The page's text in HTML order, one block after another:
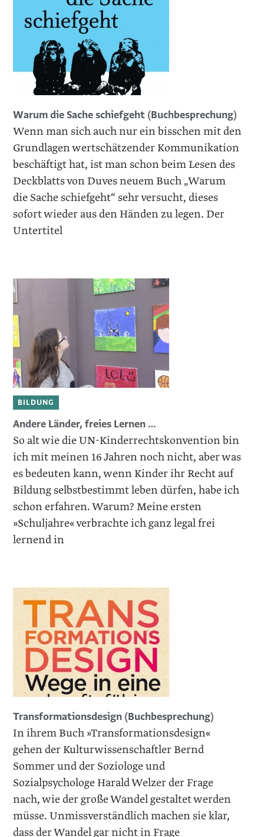
Warum die Sache schiefgeht (Buchbesprechung)
Wenn man sich auch nur ein bisschen mit den
Grundlagen wertschätzender Kommunikation
beschäftigt hat, ist man schon beim Lesen des
Deckblatts von Duves neuem Buch „Warum
die Sache schiefgeht“ sehr versucht, dieses
sofort wieder aus den Händen zu legen. Der
Untertitel
BILDUNG
Andere Länder, freies Lernen …
So alt wie die UN-Kinderrechtskonvention bin
ich mit meinen 16 Jahren noch nicht, aber was
es bedeuten kann, wenn Kinder ihr Recht auf
Bildung selbstbestimmt ­leben dürfen, habe ich
schon erfahren. Warum? Meine ersten
»Schuljahre« verbrachte ich ganz legal frei
lernend in
Transformationsdesign (Buchbesprechung)
In ihrem Buch »Transformationsdesign«
gehen der Kulturwissenschaftler Bernd
Sommer und der Soziologe und
Sozialpsychologe Harald Welzer der Frage
nach, wie der große Wandel gestaltet werden
müsse. Unmissverständlich machen sie klar,
dass der Wandel gar nicht in Frage